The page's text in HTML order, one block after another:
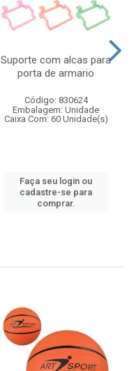
Suporte com alcas para
porta de armario
Código: 830624
Embalagem: Unidade
Caixa Com: 60 Unidade(s)
Faça seu login ou
cadastre-se para
comprar.